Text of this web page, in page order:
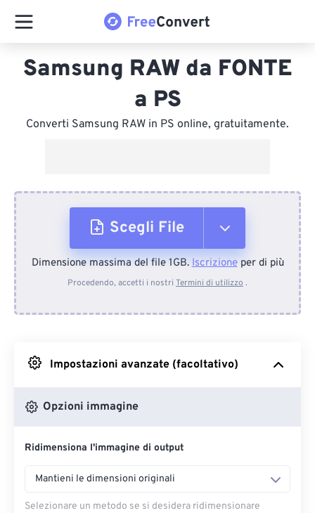
Samsung RAW da FONTE
a PS
Converti Samsung RAW in PS online, gratuitamente.
Scegli File
Dal dispositivo
Da Google Drive
Dimensione massima del file 1GB.Iscrizioneper di più
Procedendo, accetti i nostri Termini di utilizzo .
Impostazioni avanzate (facoltativo)
Opzioni immagine
Ridimensiona l'immagine di output
Mantieni le dimensioni originali
Selezionare un metodo se si desidera ridimensionare